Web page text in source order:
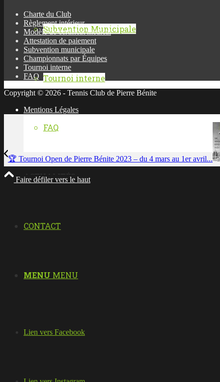
Subvention Municipale
Tournoi interne
FAQ
ACTUALITÉS
CONTACT
MENU MENU
Lien vers Facebook
Charte du Club
Règlement intérieur
Modèle de certificat médical
Attestation de paiement
Subvention municipale
Championnats par Équipes
Tournoi interne
FAQ
Copyright © 2026 - Tennis Club de Pierre Bénite
Mentions Légales
🏆 Tournoi Open de Pierre Bénite 2023 – du 4 mars au 1er avril...
Faire défiler vers le haut